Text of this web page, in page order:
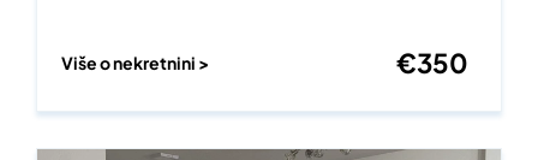
Više o nekretnini > €350